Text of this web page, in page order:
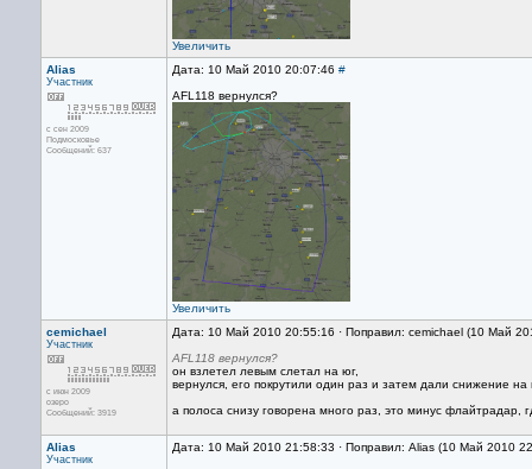
Увеличить
Alias
Участник
с сен 2009
Подмосковье
Сообщений: 637
Дата: 10 Май 2010 20:07:46 #
AFL118 вернулся?
Увеличить
cemichael
Участник
с июн 2009
озеро
Сообщений: 3919
Дата: 10 Май 2010 20:55:16 · Поправил: cemichael (10 Май
AFL118 вернулся?
он взлетел левым слетал на юг,
вернулся, его покрутили один раз и затем дали снижение на
а полоса снизу говорена много раз, это минус флайтрадар,
Alias
Участник
Дата: 10 Май 2010 21:58:33 · Поправил: Alias (10 Май 2010